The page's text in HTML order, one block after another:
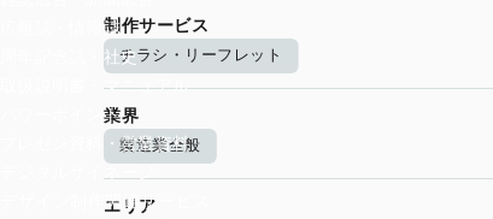
広報誌・情報誌
周年記念誌・社史
取扱説明書・マニュアル
パワーポイント
プレゼン資料・営業資料
デザイン制作関連サービス
制作サービス
チラシ・リーフレット
業界
製造業全般
エリア